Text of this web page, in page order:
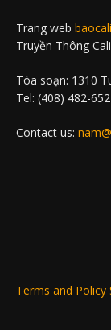
Trang web
Truyền Thông
Tòa soạn: 1310
Tel: (408) 482-
Contact us:
Terms and Policy